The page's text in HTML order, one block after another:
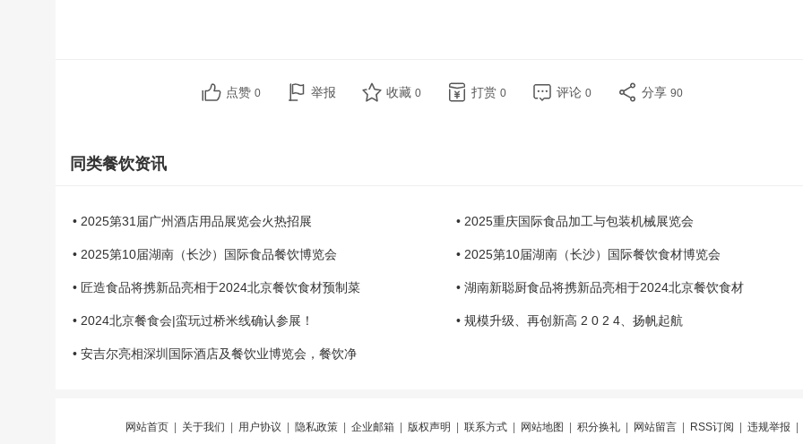
点赞 0 举报 收藏 0 打赏 0 评论 0 分享 90
同类餐饮资讯
• 2025第31届广州酒店用品展览会火热招展 • 2025重庆国际食品加工与包装机械展览会
• 2025第10届湖南（长沙）国际食品餐饮博览会 • 2025第10届湖南（长沙）国际餐饮食材博览会
• 匠造食品将携新品亮相于2024北京餐饮食材预制菜 • 湖南新聪厨食品将携新品亮相于2024北京餐饮食材
• 2024北京餐食会|蛮玩过桥米线确认参展！ • 规模升级、再创新高 2 0 2 4、扬帆起航
• 安吉尔亮相深圳国际酒店及餐饮业博览会，餐饮净
网站首页| 关于我们 用户协议 隐私政策| 企业邮箱 版权声明 联系方式| 网站地图 积分换礼| 网站留言| RSS订阅 违规举报